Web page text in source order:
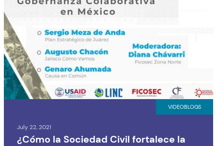
VIDEOBLOGS
July 22, 2021
¿Cómo la Sociedad Civil fortalece la